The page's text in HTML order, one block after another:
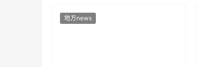
地方news